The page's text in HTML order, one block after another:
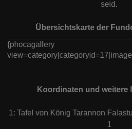
seid.
Übersichtskarte der
{phocagallery
Koordinaten und weitere
1: Tafel von König Tarannon
1